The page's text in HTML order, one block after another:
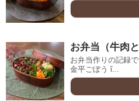
お弁当（牛肉
お弁当作りの記録
金平ごぼう ἴ...